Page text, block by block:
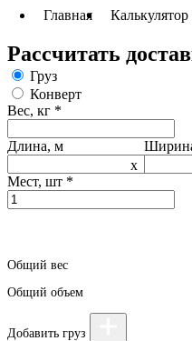
Главная Калькулятор
Рассчитать
Груз
Конверт
Вес, кг *
Длина, м
x
Мест, шт *
Общий вес
Общий объем
Добавить груз